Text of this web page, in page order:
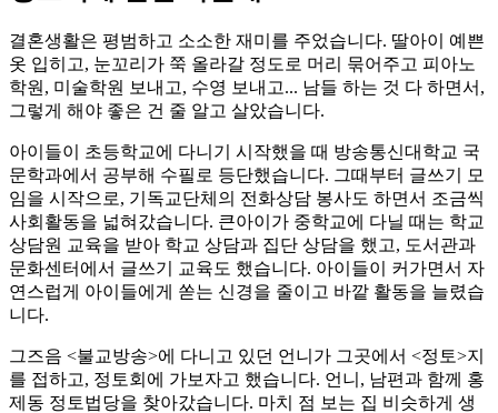
결혼생활은 평범하고 소소한 재미를 주었습니다. 딸아이 예쁜
옷 입히고, 눈꼬리가 쭉 올라갈 정도로 머리 묶어주고 피아노
학원, 미술학원 보내고, 수영 보내고... 남들 하는 것 다 하면서,
그렇게 해야 좋은 건 줄 알고 살았습니다.
아이들이 초등학교에 다니기 시작했을 때 방송통신대학교 국
문학과에서 공부해 수필로 등단했습니다. 그때부터 글쓰기 모
임을 시작으로, 기독교단체의 전화상담 봉사도 하면서 조금씩
사회활동을 넓혀갔습니다. 큰아이가 중학교에 다닐 때는 학교
상담원 교육을 받아 학교 상담과 집단 상담을 했고, 도서관과
문화센터에서 글쓰기 교육도 했습니다. 아이들이 커가면서 자
연스럽게 아이들에게 쏟는 신경을 줄이고 바깥 활동을 늘렸습
니다.
그즈음 <불교방송>에 다니고 있던 언니가 그곳에서 <정토>지
를 접하고, 정토회에 가보자고 했습니다. 언니, 남편과 함께 홍
제동 정토법당을 찾아갔습니다. 마치 점 보는 집 비슷하게 생